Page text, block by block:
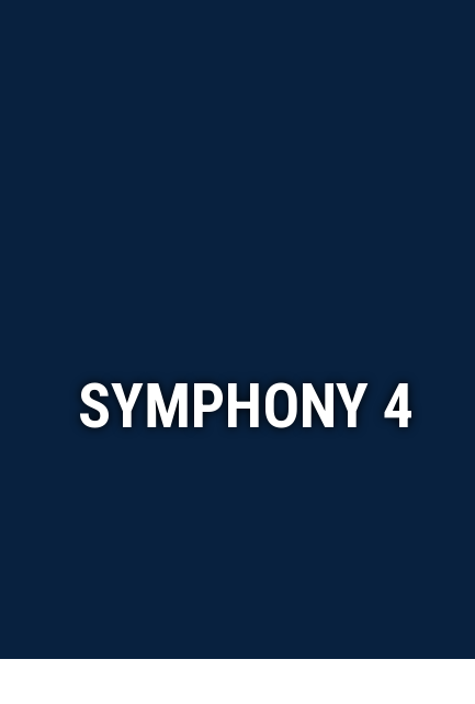
SYMPHONY 4